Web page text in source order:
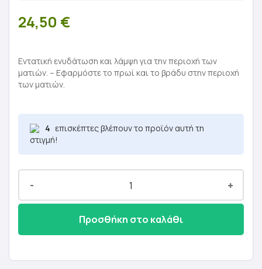
24,50 €
Εντατική ενυδάτωση και λάμψη για την περιοχή των
ματιών. – Εφαρμόστε το πρωί και το βράδυ στην περιοχή
των ματιών.
4 επισκέπτες βλέπουν το προϊόν αυτή τη
στιγμή!
- +
Προσθήκη στο καλάθι